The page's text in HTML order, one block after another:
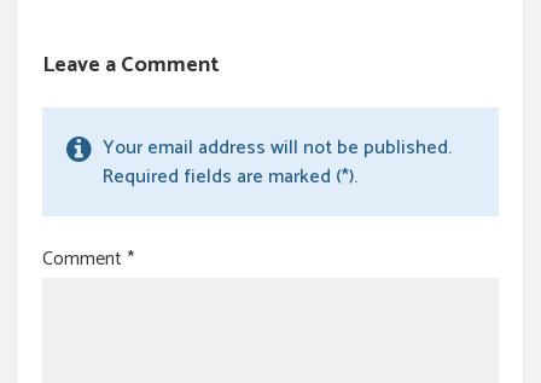
Leave a Comment
Your email address will not be published.
Required fields are marked (*).
Comment*